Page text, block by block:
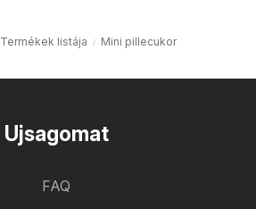
Termékek listája Mini pillecukor
Ujsagomat
FAQ